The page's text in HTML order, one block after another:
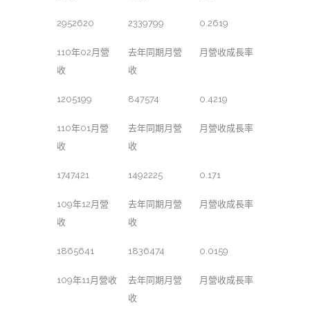
2952620 2339799 0.2619
110年02月營
收
去年同期月營
收
月營收成長率
1205199 847574 0.4219
110年01月營
收
去年同期月營
收
月營收成長率
1747421 1492225 0.171
109年12月營
收
去年同期月營
收
月營收成長率
1865641 1836474 0.0159
109年11月營收
去年同期月營
收
月營收成長率